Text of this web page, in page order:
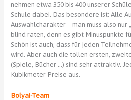
nehmen etwa 350 bis 400 unserer
Schule dabei. Das besondere ist: Alle
Auswahlcharakter – man muss also nur
blind raten, denn es gibt Minuspunkte
Schön ist auch, dass für jeden
wird. Aber auch die tollen ersten,
(Spiele, Bücher …) sind sehr attraktiv.
Kubikmeter Preise aus.
Bolyai-Team